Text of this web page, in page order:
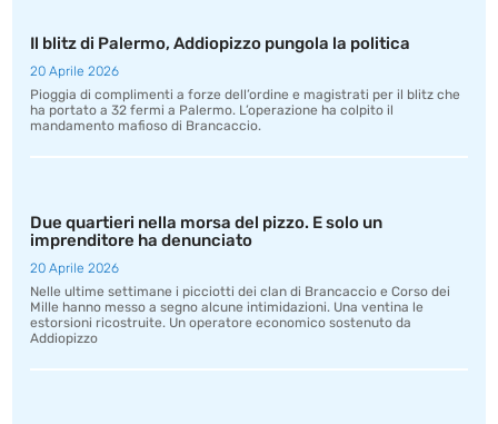
Il blitz di Palermo, Addiopizzo pungola la politica
20 Aprile 2026
Pioggia di complimenti a forze dell’ordine e magistrati per il blitz che
ha portato a 32 fermi a Palermo. L’operazione ha colpito il
mandamento mafioso di Brancaccio.
Due quartieri nella morsa del pizzo. E solo un
imprenditore ha denunciato
20 Aprile 2026
Nelle ultime settimane i picciotti dei clan di Brancaccio e Corso dei
Mille hanno messo a segno alcune intimidazioni. Una ventina le
estorsioni ricostruite. Un operatore economico sostenuto da
Addiopizzo